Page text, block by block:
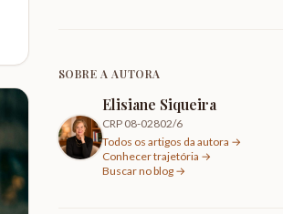
SOBRE A AUTORA
Elisiane Siqueira
CRP 08-02802/6
Todos os artigos da autora →
Conhecer trajetória →
Buscar no blog →